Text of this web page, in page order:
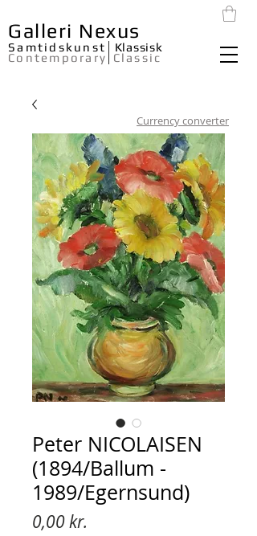
Galleri Nexus
Samtidskunst Klassisk
Contemporary Classic
Peter NICOLAISEN
(1894/Ballum -
1989/Egernsund)
0,00 kr.
Currency converter